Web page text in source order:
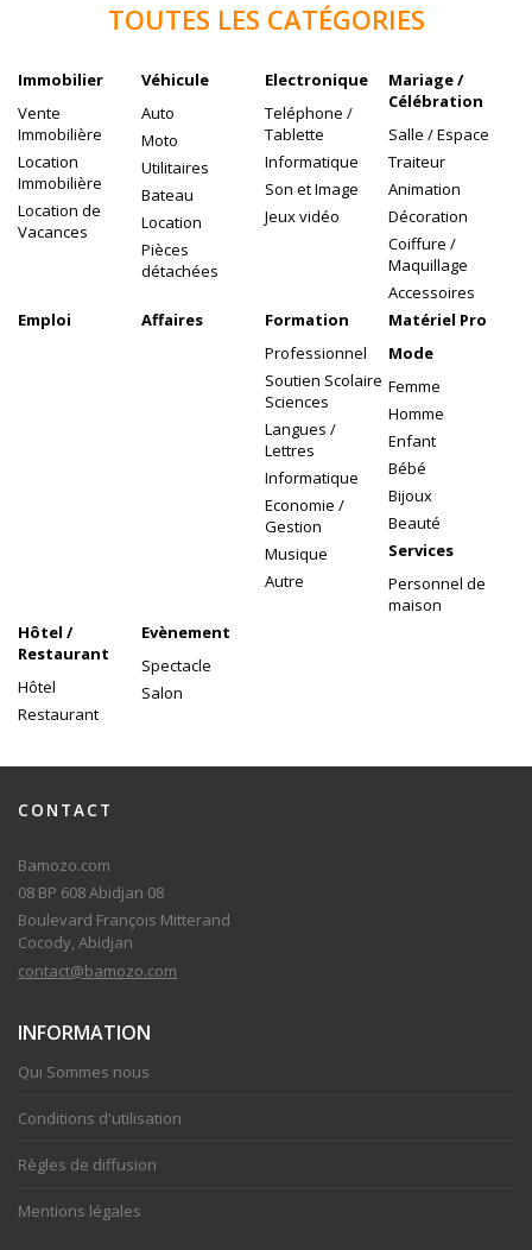
TOUTES LES CATÉGORIES
Immobilier
Vente
Immobilière
Location
Immobilière
Location de
Vacances
Véhicule
Auto
Moto
Utilitaires
Bateau
Location
Pièces
détachées
Electronique
Teléphone /
Tablette
Informatique
Son et Image
Jeux vidéo
Mariage /
Célébration
Salle / Espace
Traiteur
Animation
Décoration
Coiffure /
Maquillage
Accessoires
Emploi
Affaires
Formation
Professionnel
Soutien Scolaire
Sciences
Langues /
Lettres
Informatique
Economie /
Gestion
Musique
Autre
Matériel Pro
Mode
Femme
Homme
Enfant
Bébé
Bijoux
Beauté
Services
Personnel de
maison
Hôtel /
Restaurant
Hôtel
Restaurant
Evènement
Spectacle
Salon
CONTACT
Bamozo.com
08 BP 608 Abidjan 08
Boulevard François Mitterand
Cocody, Abidjan
contact@bamozo.com
INFORMATION
Qui Sommes nous
Conditions d'utilisation
Règles de diffusion
Mentions légales